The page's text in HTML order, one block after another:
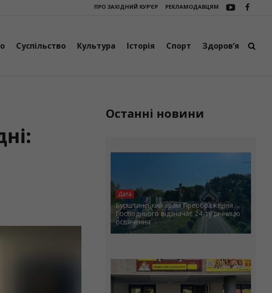
ПРО ЗАХІДНИЙ КУР’ЄР РЕКЛАМОДАВЦЯМ
у Калуші об’єдналися мистецтво, творчість і добрі справи Підтримка фронту:
Суспільство Культура Історія Спорт Здоров’я
Останні новини
Дата
Бурштинський храм Преображення
Господнього відзначає 24-ту річницю
освячення